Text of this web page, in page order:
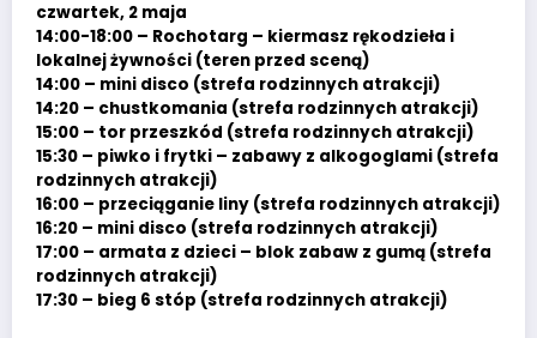
czwartek, 2 maja
14:00-18:00 – Rochotarg – kiermasz rękodzieła i
lokalnej żywności (teren przed sceną)
14:00 – mini disco (strefa rodzinnych atrakcji)
14:20 – chustkomania (strefa rodzinnych atrakcji)
15:00 – tor przeszkód (strefa rodzinnych atrakcji)
15:30 – piwko i frytki – zabawy z alkogoglami (strefa
rodzinnych atrakcji)
16:00 – przeciąganie liny (strefa rodzinnych atrakcji)
16:20 – mini disco (strefa rodzinnych atrakcji)
17:00 – armata z dzieci – blok zabaw z gumą (strefa
rodzinnych atrakcji)
17:30 – bieg 6 stóp (strefa rodzinnych atrakcji)